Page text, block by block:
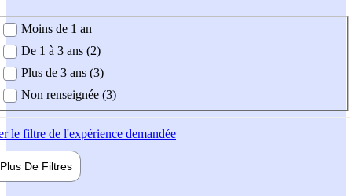
demandée
Moins de 1 an
De 1 à 3 ans (2)
Plus de 3 ans (3)
Non renseignée (3)
le filtre de l'expérience demandée
Plus De Filtres